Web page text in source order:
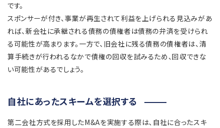
です。
スポンサーが付き、事業が再生されて利益を上げられる見込みがあ
れば、新会社に承継される債務の債権者は債務の弁済を受けられ
る可能性が高まります。一方で、旧会社に残る債務の債権者は、清
算手続きが行われるなかで債権の回収を試みるため、回収できな
い可能性があるでしょう。
自社にあったスキームを選択する
第二会社方式を採用したM&Aを実施する際は、自社に合ったスキ